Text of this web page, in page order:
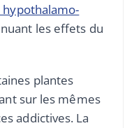
hypothalamo-
les effets du
plantes
sur les mêmes
addictives. La